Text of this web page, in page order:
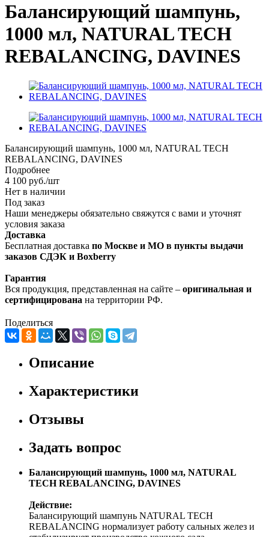
Балансирующий шампунь,
1000 мл, NATURAL TECH
REBALANCING, DAVINES
Балансирующий шампунь, 1000 мл, NATURAL TECH
REBALANCING, DAVINES
Подробнее
4 100 руб./шт
Нет в наличии
Под заказ
Наши менеджеры обязательно свяжутся с вами и уточнят
условия заказа
Доставка
Бесплатная доставка по Москве и МО в пункты выдачи
заказов СДЭК и Boxberry
Гарантия
Вся продукция, представленная на сайте – оригинальная и
сертифицирована на территории РФ.
Поделиться
Описание
Характеристики
Отзывы
Задать вопрос
Балансирующий шампунь, 1000 мл, NATURAL
TECH REBALANCING, DAVINES
Действие:
Балансирующий шампунь NATURAL TECH
REBALANCING нормализует работу сальных желез и